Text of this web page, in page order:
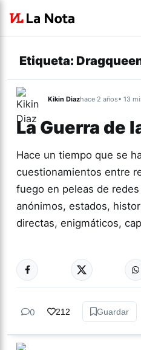
Etiqueta:
Kikin Diazhace 2 años• 13
La Guerra de
Hace un tiempo que se
cuestionamientos entre
fuego en peleas de
anónimos, estados,
directas, enigmáticos,
GÉNERO Y
DIVERSIDAD
0 212 Guardar